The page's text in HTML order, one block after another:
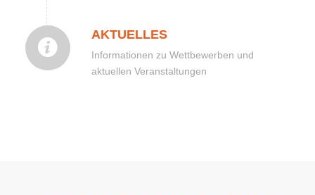
AKTUELLES
Informationen zu Wettbewerben und
aktuellen Veranstaltungen